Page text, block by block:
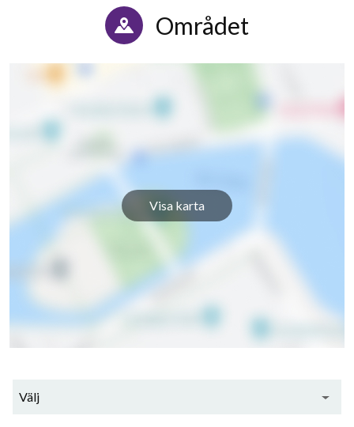
Patron Pehrs väg 36
Området
Visa karta
Välj